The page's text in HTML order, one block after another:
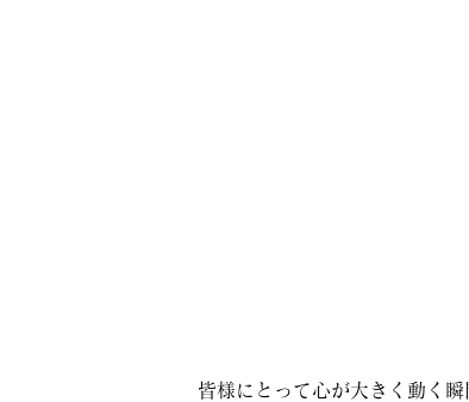
皆様にとって心が大きく動く